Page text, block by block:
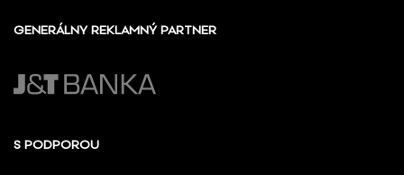
GENERÁLNY REKLAMNÝ PARTNER
S PODPOROU